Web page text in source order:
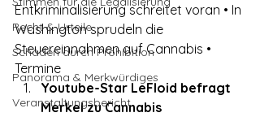
Recht & Urteile
Schäden durch Prohibition
Panorama & Merkwürdiges
Veranstaltungsbericht
Entkriminalisierung schreitet voran • In
Washington sprudeln die
Steuereinnahmen auf Cannabis •
Termine
Youtube-Star LeFloid befragt
Merkel zu Cannabis